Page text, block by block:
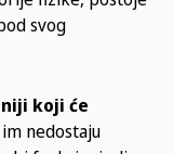
svog
koji će
nedostaju